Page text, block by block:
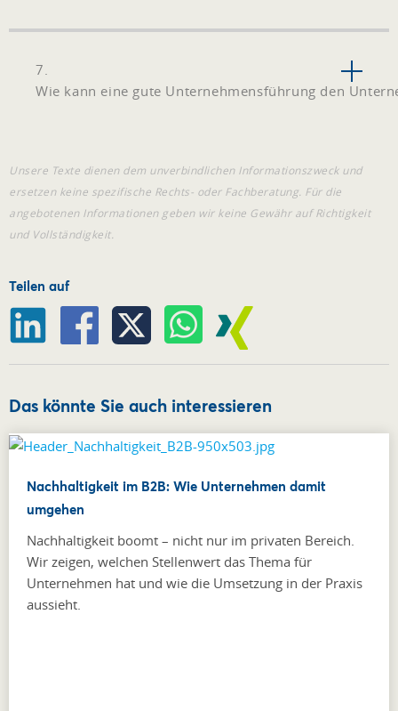
7.
Wie kann eine gute Unternehmensführung den
Unsere Texte dienen dem unverbindlichen Informationszweck und
ersetzen keine spezifische Rechts- oder Fachberatung. Für die
angebotenen Informationen geben wir keine Gewähr auf Richtigkeit
und Vollständigkeit.
Teilen auf
Das könnte Sie auch interessieren
Nachhaltigkeit im B2B: Wie Unternehmen damit
umgehen
Nachhaltigkeit boomt – nicht nur im privaten Bereich.
Wir zeigen, welchen Stellenwert das Thema für
Unternehmen hat und wie die Umsetzung in der Praxis
aussieht.